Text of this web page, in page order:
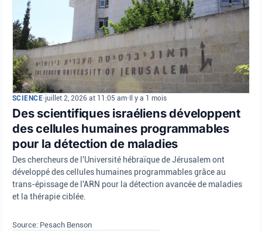
SCIENCE•juillet 2, 2026 at 11:05 am• Il y a 1 mois
Des scientifiques israéliens développent
des cellules humaines programmables
pour la détection de maladies
Des chercheurs de l'Université hébraïque de Jérusalem ont
développé des cellules humaines programmables grâce au
trans-épissage de l'ARN pour la détection avancée de maladies
et la thérapie ciblée.
Source: Pesach Benson